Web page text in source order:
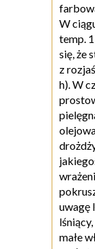
W
temp.
się, że
z
h). W
uwagę
małe